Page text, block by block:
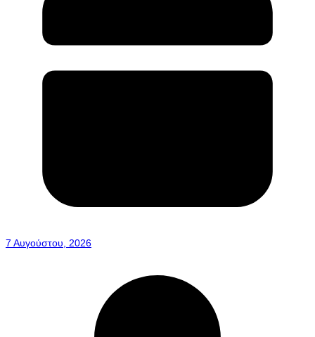
7 Αυγούστου, 2026